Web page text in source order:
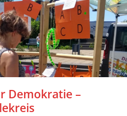
Demokratie –